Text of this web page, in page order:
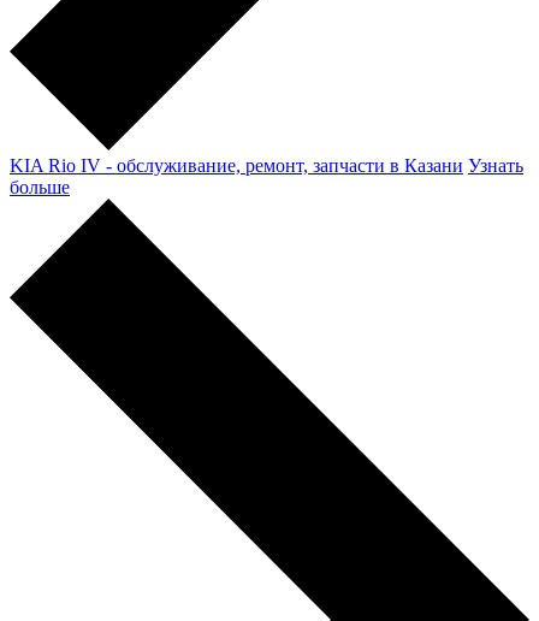
KIA Rio IV - обслуживание, ремонт, запчасти в Казани Узнать
больше